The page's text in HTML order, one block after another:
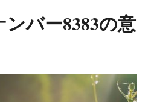
バー8383の意